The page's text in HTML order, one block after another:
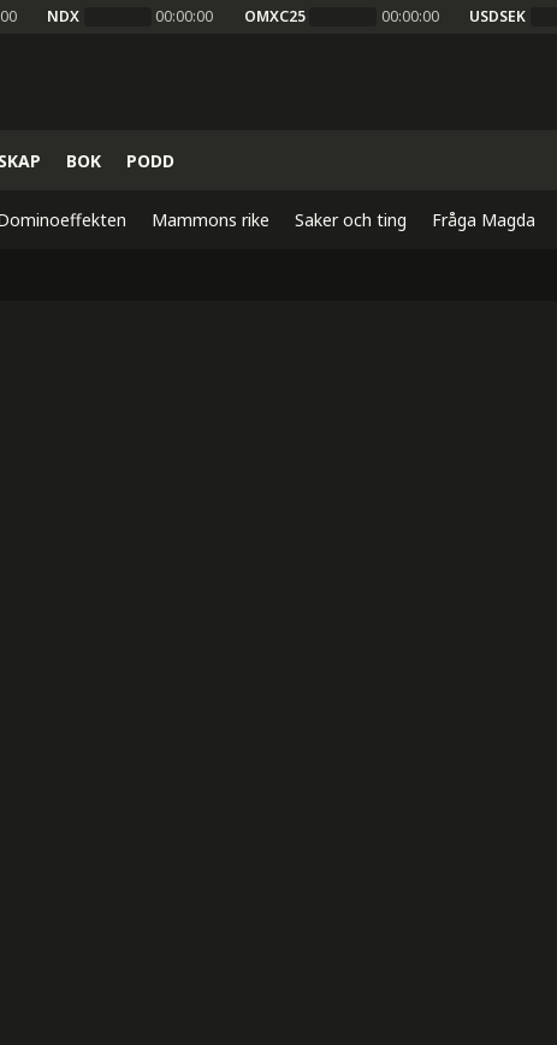
NDX 00:00:00 OMXC25 00:00:00 USDSEK
BOK PODD
Mammons rike Saker och ting Fråga Magda